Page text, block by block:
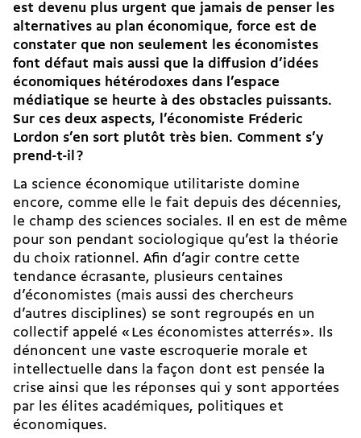
est devenu plus urgent que jamais de penser les
alternatives au plan économique, force est de
constater que non seulement les économistes
font défaut mais aussi que la diffusion d’idées
économiques hétérodoxes dans l’espace
médiatique se heurte à des obstacles puissants.
Sur ces deux aspects, l’économiste Fréderic
Lordon s’en sort plutôt très bien. Comment s’y
prend-t-il ?
La science économique utilitariste domine
encore, comme elle le fait depuis des décennies,
le champ des sciences sociales. Il en est de même
pour son pendant sociologique qu’est la théorie
du choix rationnel. Afin d’agir contre cette
tendance écrasante, plusieurs centaines
d’économistes (mais aussi des chercheurs
d’autres disciplines) se sont regroupés en un
collectif appelé « Les économistes atterrés ». Ils
dénoncent une vaste escroquerie morale et
intellectuelle dans la façon dont est pensée la
crise ainsi que les réponses qui y sont apportées
par les élites académiques, politiques et
économiques.